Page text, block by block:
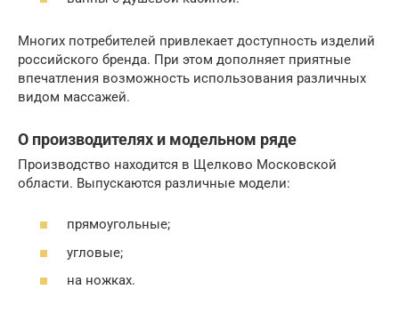
Многих потребителей привлекает доступность изделий
российского бренда. При этом дополняет приятные
впечатления возможность использования различных
видом массажей.
О производителях и модельном ряде
Производство находится в Щелково Московской
области. Выпускаются различные модели:
прямоугольные;
угловые;
на ножках.